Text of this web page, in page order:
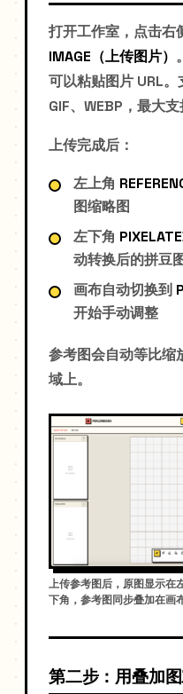
打开工作室，点击右
IMAGE（上传图片）
可以粘贴图片 URL。
GIF、WEBP，最大
上传完成后：
左上角
图缩略图
左下角
动转换后的拼豆
画布自动切换到
开始手动调整
参考图会自动等比缩
域上。
上传参考图后，原图显示在
下角，参考图同步叠加在画
第二步：用叠加